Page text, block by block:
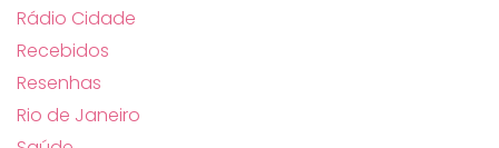
Rádio Cidade
Recebidos
Resenhas
Rio de Janeiro